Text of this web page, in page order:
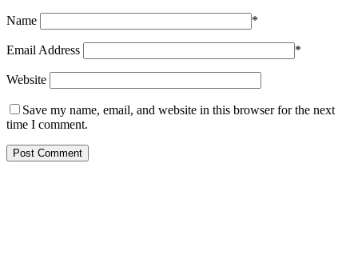
Name *
Email Address *
Website
Save my name, email, and website in this browser for the next
time I comment.